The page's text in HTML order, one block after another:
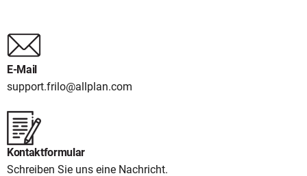
E-Mail
support.frilo@allplan.com
Kontaktformular
Schreiben Sie uns eine Nachricht.